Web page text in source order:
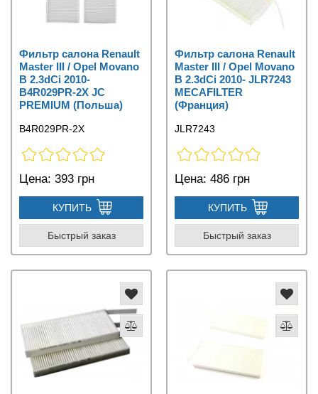
Фильтр салона Renault
Master III / Opel Movano
B 2.3dCi 2010-
B4R029PR-2X JC
PREMIUM (Польша)
B4R029PR-2X
Цена: 393 грн
КУПИТЬ
Быстрый заказ
Фильтр салона Renault
Master III / Opel Movano
B 2.3dCi 2010- JLR7243
MECAFILTER
(Франция)
JLR7243
Цена: 486 грн
КУПИТЬ
Быстрый заказ